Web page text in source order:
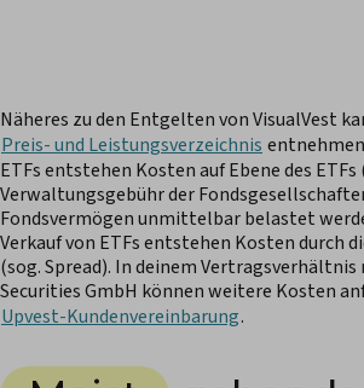
Näheres zu den Entgelten von VisualVest
Preis- und Leistungsverzeichnis
ETFs entstehen Kosten auf Ebene des ETFs
Verwaltungsgebühr der
Fondsvermögen unmittelbar belastet
Verkauf von ETFs entstehen Kosten durch
(sog. Spread). In deinem
Securities GmbH können weitere Kosten
Upvest-Kundenvereinbarung.